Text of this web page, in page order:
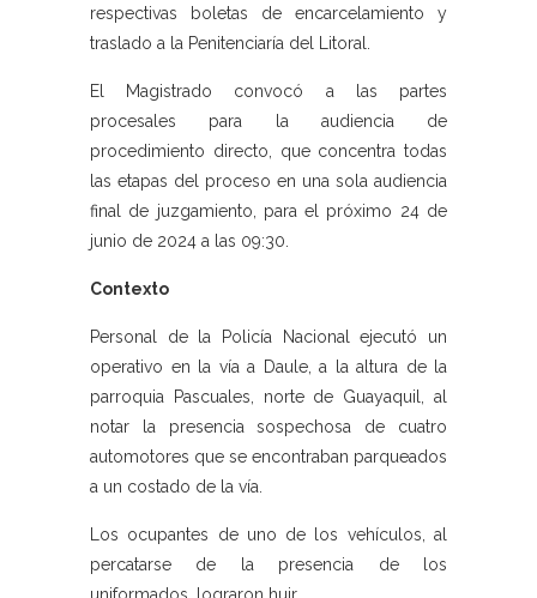
respectivas boletas de encarcelamiento y
traslado a la Penitenciaría del Litoral.
El Magistrado convocó a las partes
procesales para la audiencia de
procedimiento directo, que concentra todas
las etapas del proceso en una sola audiencia
final de juzgamiento, para el próximo 24 de
junio de 2024 a las 09:30.
Contexto
Personal de la Policía Nacional ejecutó un
operativo en la vía a Daule, a la altura de la
parroquia Pascuales, norte de Guayaquil, al
notar la presencia sospechosa de cuatro
automotores que se encontraban parqueados
a un costado de la vía.
Los ocupantes de uno de los vehículos, al
percatarse de la presencia de los